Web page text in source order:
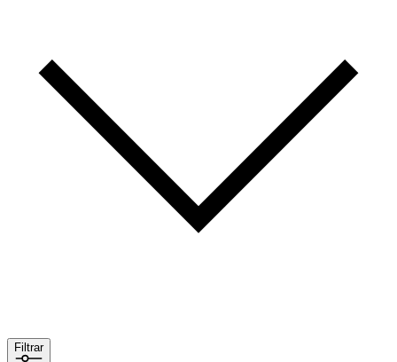
Filtrar